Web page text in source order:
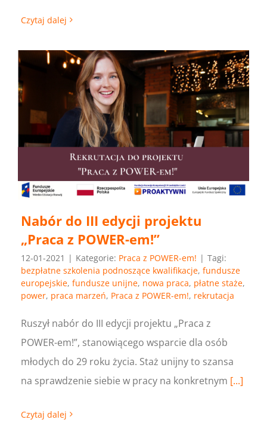
Czytaj dalej
Nabór do III edycji projektu
„Praca z POWER-em!”
12-01-2021 | Kategorie: Praca z POWER-em! | Tagi:
bezpłatne szkolenia podnoszące kwalifikacje, fundusze
europejskie, fundusze unijne, nowa praca, płatne staże,
power, praca marzeń, Praca z POWER-em!, rekrutacja
Ruszył nabór do III edycji projektu „Praca z
POWER-em!”, stanowiącego wsparcie dla osób
młodych do 29 roku życia. Staż unijny to szansa
na sprawdzenie siebie w pracy na konkretnym [...]
Czytaj dalej